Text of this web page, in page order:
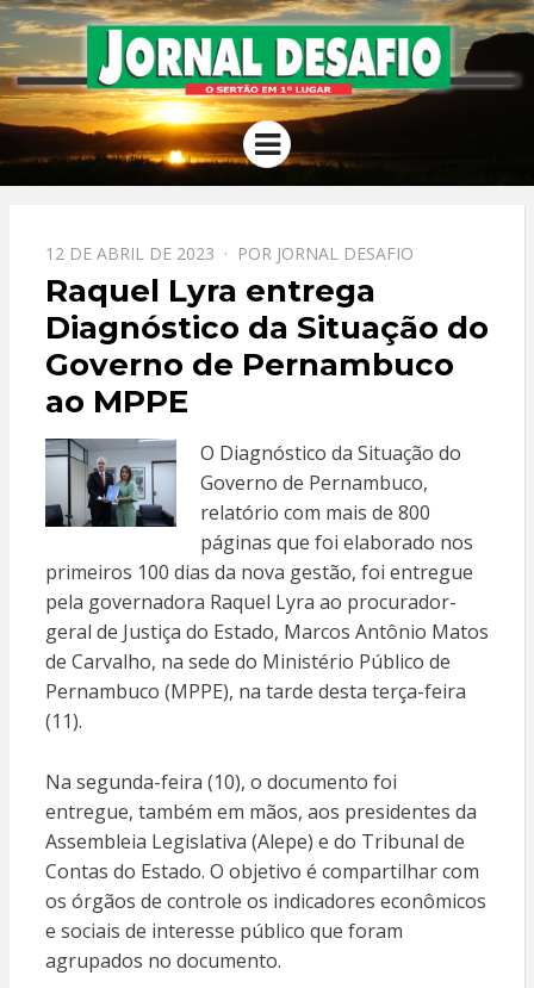
JORNAL
DESAFIO
O Sertão em 1º Lugar
Menu
PPOSTADO
EM
12 DE ABRIL DE 2023 POR JORNAL DESAFIO
Raquel Lyra entrega
Diagnóstico da Situação do
Governo de Pernambuco
ao MPPE
O Diagnóstico da Situação do
Governo de Pernambuco,
relatório com mais de 800
páginas que foi elaborado nos
primeiros 100 dias da nova gestão, foi entregue
pela governadora Raquel Lyra ao procurador-
geral de Justiça do Estado, Marcos Antônio Matos
de Carvalho, na sede do Ministério Público de
Pernambuco (MPPE), na tarde desta terça-feira
(11).
Na segunda-feira (10), o documento foi
entregue, também em mãos, aos presidentes da
Assembleia Legislativa (Alepe) e do Tribunal de
Contas do Estado. O objetivo é compartilhar com
os órgãos de controle os indicadores econômicos
e sociais de interesse público que foram
agrupados no documento.